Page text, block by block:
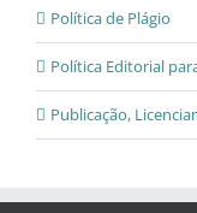
Política de Plágio
Política Editorial
Publicação,